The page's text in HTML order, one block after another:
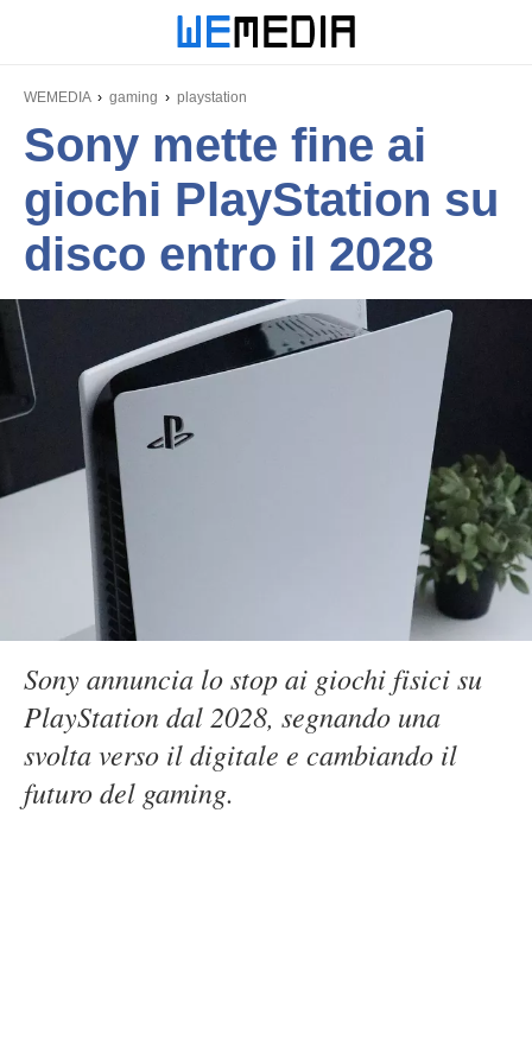
WEMEDIA gaming playstation
Sony mette fine ai
giochi PlayStation su
disco entro il 2028
Sony annuncia lo stop ai giochi fisici su
PlayStation dal 2028, segnando una
svolta verso il digitale e cambiando il
futuro del gaming.